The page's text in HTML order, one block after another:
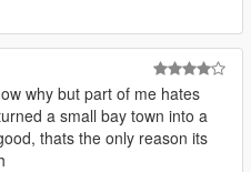
why but part of me hates
a small bay town into a
thats the only reason its